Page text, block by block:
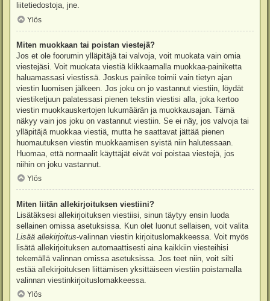
liitetiedostoja, jne.
Ylös
Miten muokkaan tai poistan viestejä?
Jos et ole foorumin ylläpitäjä tai valvoja, voit muokata vain omia
viestejäsi. Voit muokata viestiä klikkaamalla muokkaa-painiketta
haluamassasi viestissä. Joskus painike toimii vain tietyn ajan
viestin luomisen jälkeen. Jos joku on jo vastannut viestiin, löydät
viestiketjuun palatessasi pienen tekstin viestisi alla, joka kertoo
viestin muokkauskertojen lukumäärän ja muokkausajan. Tämä
näkyy vain jos joku on vastannut viestiin. Se ei näy, jos valvoja tai
ylläpitäjä muokkaa viestiä, mutta he saattavat jättää pienen
huomautuksen viestin muokkaamisen syistä niin halutessaan.
Huomaa, että normaalit käyttäjät eivät voi poistaa viestejä, jos
niihin on joku vastannut.
Ylös
Miten liitän allekirjoituksen viestiini?
Lisätäksesi allekirjoituksen viestiisi, sinun täytyy ensin luoda
sellainen omissa asetuksissa. Kun olet luonut sellaisen, voit valita
Lisää allekirjoitus-valinnan viestin kirjoituslomakkeessa. Voit myös
lisätä allekirjoituksen automaattisesti aina kaikkiin viesteihisi
tekemällä valinnan omissa asetuksissa. Jos teet niin, voit silti
estää allekirjoituksen liittämisen yksittäiseen viestiin poistamalla
valinnan viestinkirjoituslomakkeessa.
Ylös